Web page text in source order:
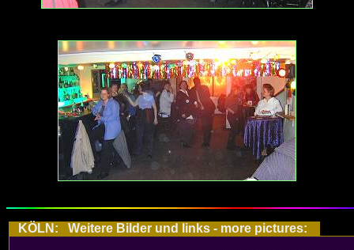
KÖLN: Weitere Bilder und links - more pictures: